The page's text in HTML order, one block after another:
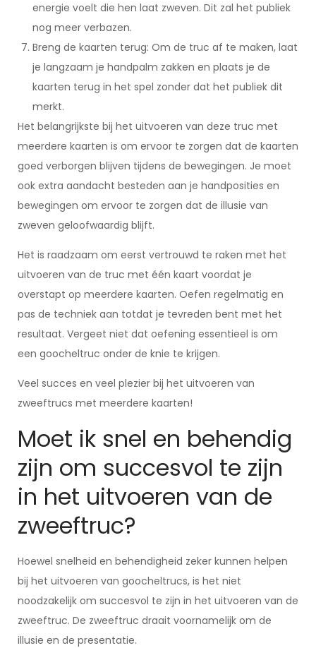
energie voelt die hen laat zweven. Dit zal het publiek
nog meer verbazen.
Breng de kaarten terug: Om de truc af te maken, laat
je langzaam je handpalm zakken en plaats je de
kaarten terug in het spel zonder dat het publiek dit
merkt.
Het belangrijkste bij het uitvoeren van deze truc met
meerdere kaarten is om ervoor te zorgen dat de kaarten
goed verborgen blijven tijdens de bewegingen. Je moet
ook extra aandacht besteden aan je handposities en
bewegingen om ervoor te zorgen dat de illusie van
zweven geloofwaardig blijft.
Het is raadzaam om eerst vertrouwd te raken met het
uitvoeren van de truc met één kaart voordat je
overstapt op meerdere kaarten. Oefen regelmatig en
pas de techniek aan totdat je tevreden bent met het
resultaat. Vergeet niet dat oefening essentieel is om
een goocheltruc onder de knie te krijgen.
Veel succes en veel plezier bij het uitvoeren van
zweeftrucs met meerdere kaarten!
Moet ik snel en behendig
zijn om succesvol te zijn
in het uitvoeren van de
zweeftruc?
Hoewel snelheid en behendigheid zeker kunnen helpen
bij het uitvoeren van goocheltrucs, is het niet
noodzakelijk om succesvol te zijn in het uitvoeren van de
zweeftruc. De zweeftruc draait voornamelijk om de
illusie en de presentatie.